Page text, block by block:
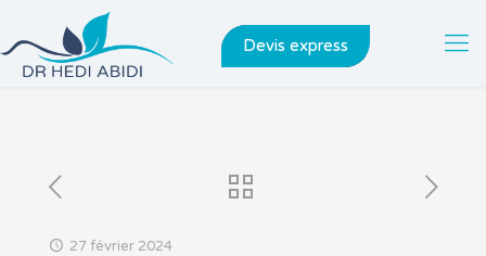
Devis express
27 février 2024